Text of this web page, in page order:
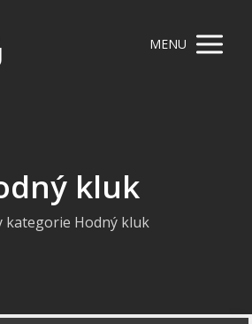
MENU
kluk
kategorie Hodný kluk